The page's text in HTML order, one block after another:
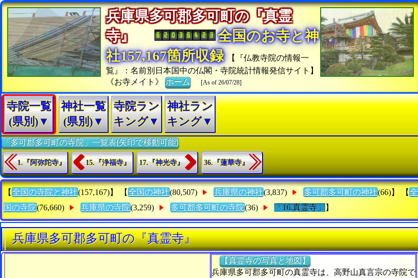
兵庫県多可郡多可町の『真霊
寺』
全国のお寺と神
社157,167箇所収録
【『仏教寺院の情報一
覧』：名前別日本国中の仏閣・寺院統計情報発信サイト】
《お寺メイト》ホーム [As of 26/07/28]
寺院一覧
(県別)▼
神社一覧
(県別)▼
寺院ラン
キング▼
神社ラン
キング▼
「多可郡多可町の寺院」一覧表(矢印で移動可能)
1.『阿弥陀寺』 15.『浄福寺』 17.『神光寺』 36.『蓮華寺』
【 全国の寺院と神社(157,167)】 【 全国の神社(80,507) 兵庫県の神社(3,837) 多可郡多可町の神社(66)】 【 全
国の寺院(76,660) 兵庫県の寺院(3,259) 多可郡多可町の寺院(36) 「16.真霊寺」 】
兵庫県多可郡多可町の『真霊寺』
【真霊寺の写真と地図】
兵庫県多可郡多可町の真霊寺は、高野山真言宗の寺院で